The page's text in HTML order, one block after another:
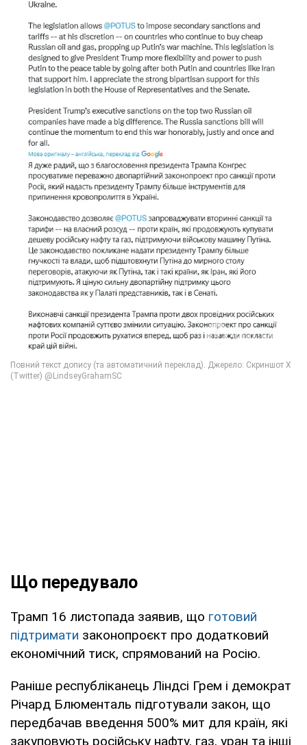
Що передувало
Трамп 16 листопада заявив, що готовий
підтримати законопроєкт про додатковий
економічний тиск, спрямований на Росію.
Раніше республіканець Ліндсі Грем і демократ
Річард Блюменталь підготували закон, що
передбачав введення 500% мит для країн, які
закуповують російську нафту, газ, уран та інші